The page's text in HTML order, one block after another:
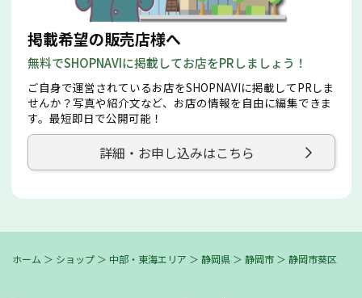
掲載希望の販売店様へ
無料でSHOPNAVIに掲載してお店をPRしましょう！
ご自身で運営されているお店をSHOPNAVIに掲載してPRしま
せんか？写真や紹介文など、お店の情報を自由に編集できま
す。最短即日で公開可能！
詳細・お申し込みはこちら
ホーム ＞ ショップ ＞ 中部・東海エリア ＞ 静岡県 ＞ 静岡市 ＞ 静岡市葵区